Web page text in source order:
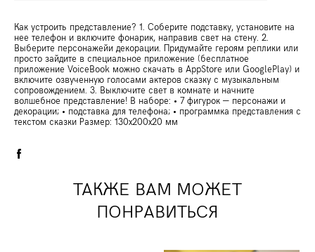
Как устроить представление? 1. Соберите подставку, установите на
нее телефон и включите фонарик, направив свет на стену. 2.
Выберите персонажейи декорации. Придумайте героям реплики или
просто зайдите в специальное приложение (бесплатное
приложение VoiceBook можно скачать в AppStore или GooglePlay) и
включите озвученную голосами актеров сказку с музыкальным
сопровождением. 3. Выключите свет в комнате и начните
волшебное представление! В наборе: • 7 фигурок — персонажи и
декорации; • подставка для телефона; • программка представления с
текстом сказки Размер: 130х200х20 мм
ТАКЖЕ ВАМ МОЖЕТ
ПОНРАВИТЬСЯ